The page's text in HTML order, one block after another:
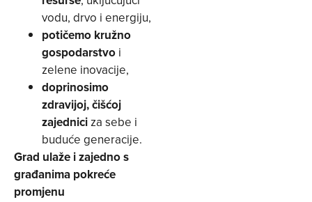
vodu, drvo i energiju,
potičemo kružno
gospodarstvo i
zelene inovacije,
doprinosimo
zdravijoj, čišćoj
zajedniciza sebe i
buduće generacije.
Grad ulaže i zajedno s
građanima pokreće
promjenu